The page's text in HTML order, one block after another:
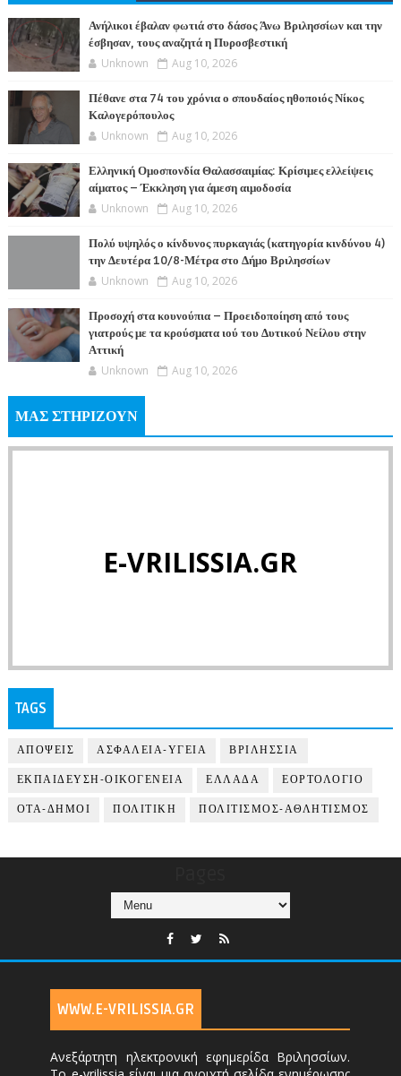
Ανήλικοι έβαλαν φωτιά στο δάσος Άνω Βριλησσίων και την
έσβησαν, τους αναζητά η Πυροσβεστική
Unknown Aug 10, 2026
Πέθανε στα 74 του χρόνια ο σπουδαίος ηθοποιός Νίκος
Καλογερόπουλος
Unknown Aug 10, 2026
Ελληνική Ομοσπονδία Θαλασσαιμίας: Κρίσιμες ελλείψεις
αίματος – Έκκληση για άμεση αιμοδοσία
Unknown Aug 10, 2026
Πολύ υψηλός ο κίνδυνος πυρκαγιάς (κατηγορία κινδύνου 4)
την Δευτέρα 10/8-Μέτρα στο Δήμο Βριλησσίων
Unknown Aug 10, 2026
Προσοχή στα κουνούπια – Προειδοποίηση από τους
γιατρούς με τα κρούσματα ιού του Δυτικού Νείλου στην
Αττική
Unknown Aug 10, 2026
ΜΑΣ ΣΤΗΡΙΖΟΥΝ
E-VRILISSIA.GR
TAGS
ΑΠΟΨΕΙΣ ΑΣΦΑΛΕΙΑ-ΥΓΕΙΑ ΒΡΙΛΗΣΣΙΑ
ΕΚΠΑΙΔΕΥΣΗ-ΟΙΚΟΓΕΝΕΙΑ ΕΛΛΑΔΑ ΕΟΡΤΟΛΟΓΙΟ
ΟΤΑ-ΔΗΜΟΙ ΠΟΛΙΤΙΚΗ ΠΟΛΙΤΙΣΜΟΣ-ΑΘΛΗΤΙΣΜΟΣ
WWW.E-VRILISSIA.GR
Ανεξάρτητη ηλεκτρονική εφημερίδα Βριλησσίων.